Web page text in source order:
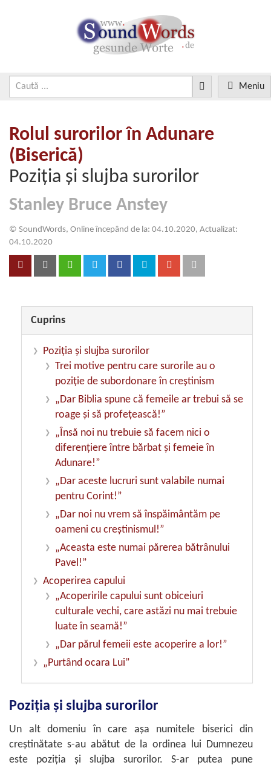
Meniu
Rolul surorilor în Adunare
(Biserică)
Poziţia şi slujba surorilor
Stanley Bruce Anstey
© SoundWords, Online începând de la: 04.10.2020, Actualizat:
04.10.2020
Cuprins
Poziţia şi slujba surorilor
Trei motive pentru care surorile au o
poziţie de subordonare în creştinism
„Dar Biblia spune că femeile ar trebui să se
roage şi să profeţească!”
„Însă noi nu trebuie să facem nici o
diferenţiere între bărbat şi femeie în
Adunare!”
„Dar aceste lucruri sunt valabile numai
pentru Corint!”
„Dar noi nu vrem să înspăimântăm pe
oameni cu creştinismul!”
„Aceasta este numai părerea bătrânului
Pavel!”
Acoperirea capului
„Acoperirile capului sunt obiceiuri
culturale vechi, care astăzi nu mai trebuie
luate în seamă!”
„Dar părul femeii este acoperire a lor!”
„Purtând ocara Lui”
Poziţia şi slujba surorilor
Un alt domeniu în care aşa numitele biserici din
creştinătate s-au abătut de la ordinea lui Dumnezeu
este poziţia şi slujba surorilor. S-ar putea pune